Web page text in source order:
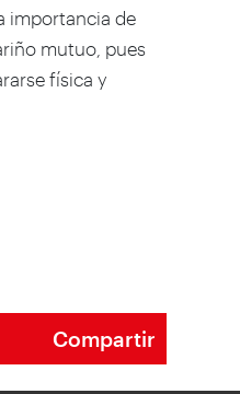
importancia de
mutuo, pues
física y
Compartir